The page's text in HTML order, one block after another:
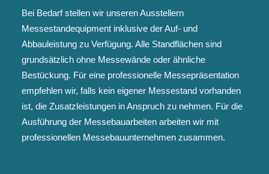
Bei Bedarf stellen wir unseren Ausstellern
Messestandequipment inklusive der Auf- und
Abbauleistung zu Verfügung. Alle Standflächen sind
grundsätzlich ohne Messewände oder ähnliche
Bestückung. Für eine professionelle Messepräsentation
empfehlen wir, falls kein eigener Messestand vorhanden
ist, die Zusatzleistungen in Anspruch zu nehmen. Für die
Ausführung der Messebauarbeiten arbeiten wir mit
professionellen Messebauunternehmen zusammen.